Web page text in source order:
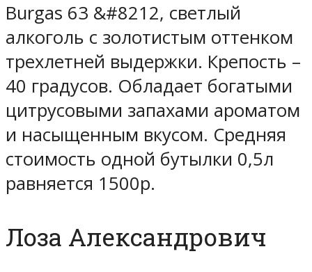
Burgas 63 &#8212, светлый
алкоголь с золотистым оттенком
трехлетней выдержки. Крепость –
40 градусов. Обладает богатыми
цитрусовыми запахами ароматом
и насыщенным вкусом. Средняя
стоимость одной бутылки 0,5л
равняется 1500р.
Лоза Александрович